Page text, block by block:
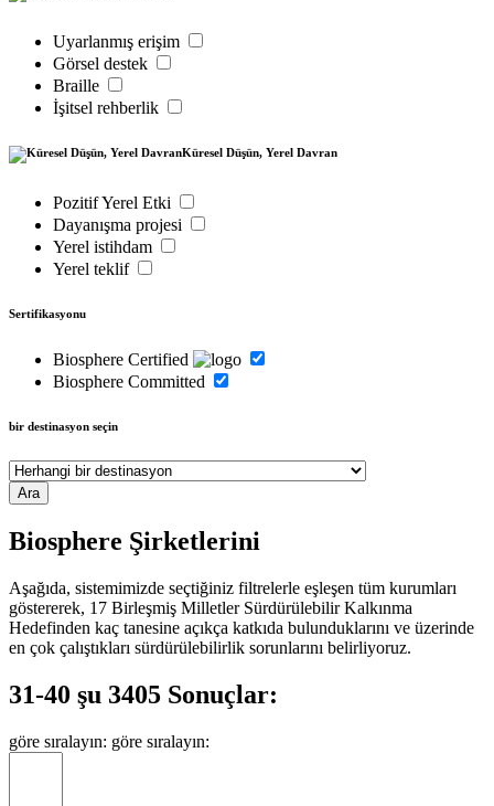
Uyarlanmış erişim
Görsel destek
Braille
İşitsel rehberlik
Küresel Düşün, Yerel Davran
Pozitif Yerel Etki
Dayanışma projesi
Yerel istihdam
Yerel teklif
Sertifikasyonu
Biosphere Certified
Biosphere Committed
bir destinasyon seçin
Biosphere Şirketlerini
Aşağıda, sistemimizde seçtiğiniz filtrelerle eşleşen tüm kurumları
göstererek, 17 Birleşmiş Milletler Sürdürülebilir Kalkınma
Hedefinden kaç tanesine açıkça katkıda bulunduklarını ve üzerinde
en çok çalıştıkları sürdürülebilirlik sorunlarını belirliyoruz.
31-40 şu 3405 Sonuçlar:
göre sıralayın: göre sıralayın: